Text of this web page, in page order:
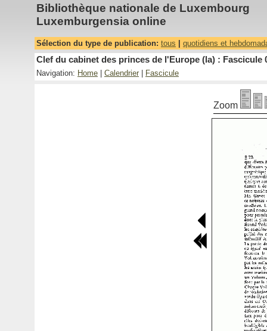
Bibliothèque nationale de Luxembourg
Luxemburgensia online
Sélection du type de publication: tous quotidiens et
Clef du cabinet des princes de l'Europe (la) : Fascicule
Navigation: Home Calendrier Fascicule
Zoom